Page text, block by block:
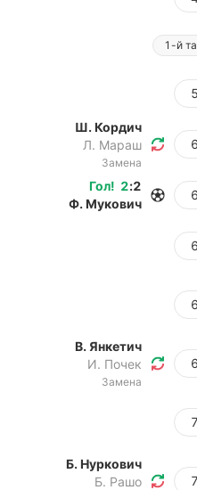
1-й
Ш. Кордич
Л. Мараш
Замена
Гол! 2:2
Ф. Мукович
В. Янкетич
И. Почек
Замена
Б. Нуркович
Б. Рашо